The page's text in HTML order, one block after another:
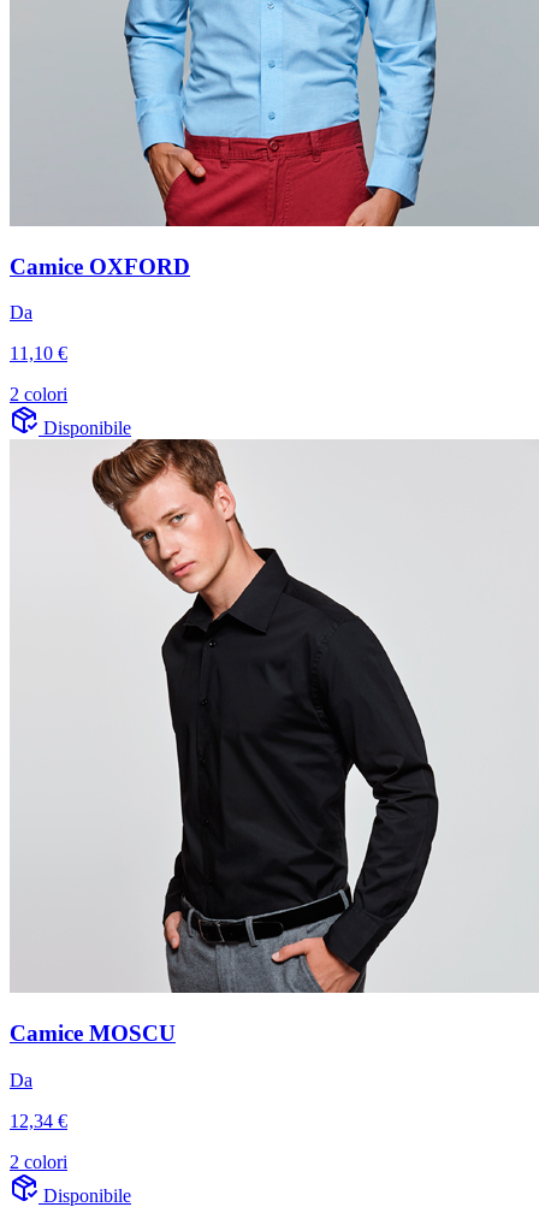
Camice OXFORD
Da
11,10 €
2 colori
Disponibile
Camice MOSCU
Da
12,34 €
2 colori
Disponibile